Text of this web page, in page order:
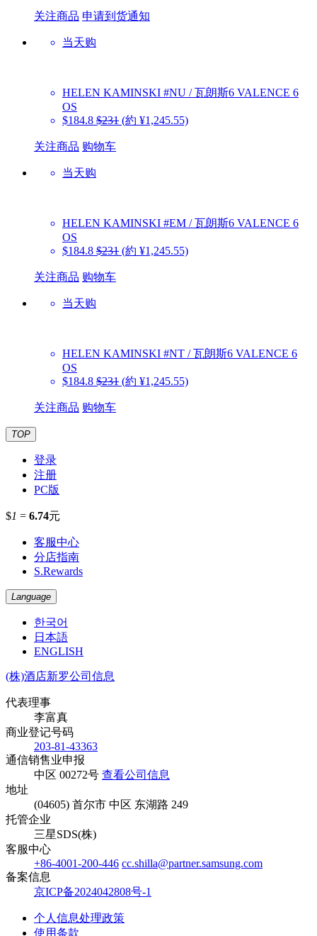
关注商品 申请到货通知
当天购
HELEN KAMINSKI #NU / 瓦朗斯6 VALENCE 6
OS
$184.8 $231 (約 ¥1,245.55)
关注商品 购物车
当天购
HELEN KAMINSKI #EM / 瓦朗斯6 VALENCE 6
OS
$184.8 $231 (約 ¥1,245.55)
关注商品 购物车
当天购
HELEN KAMINSKI #NT / 瓦朗斯6 VALENCE 6
OS
$184.8 $231 (約 ¥1,245.55)
关注商品 购物车
TOP
登录
注册
PC版
$1 = 6.74元
客服中心
分店指南
S.Rewards
Language
한국어
日本語
ENGLISH
(株)酒店新罗公司信息
代表理事
李富真
商业登记号码
203-81-43363
通信销售业申报
中区 00272号 查看公司信息
地址
(04605) 首尔市 中区 东湖路 249
托管企业
三星SDS(株)
客服中心
+86-4001-200-446 cc.shilla@partner.samsung.com
备案信息
京ICP备2024042808号-1
个人信息处理政策
使用条款